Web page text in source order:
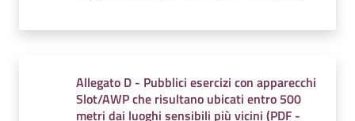
Allegato D - Pubblici esercizi con apparecchi
Slot/AWP che risultano ubicati entro 500
metri dai luoghi sensibili più vicini (PDF -